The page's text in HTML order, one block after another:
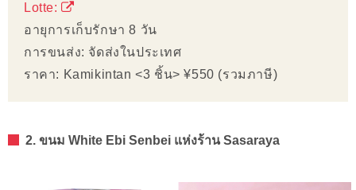
Lotte:
อายุการเก็บรักษา 8 วัน
การขนส่ง: จัดส่งในประเทศ
ราคา: Kamikintan <3 ชิ้น> ¥550 (รวมภาษี)
2. ขนม White Ebi Senbei แห่งร้าน Sasaraya